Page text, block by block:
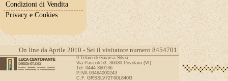
Condizioni di Vendita
Privacy e Cookies
On line da Aprile 2010 - Sei il visitatore numero 8454701
Il Telaio di Gaiarsa Silvia
Via Pascoli 53, 36030 Povolaro (VI)
Tel: 0444 360136
P.IVA 03464000243
C.F. GRSSLV72T60L840G